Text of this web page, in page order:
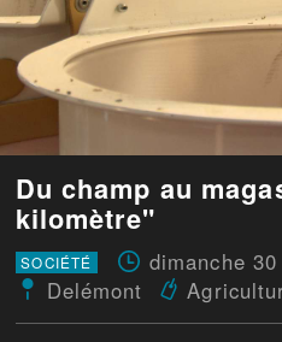
Du champ au
kilomètre"
SOCIÉTÉ dimanche
Delémont